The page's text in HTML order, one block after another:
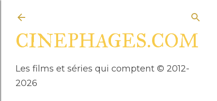
CINEPHAGES.COM
Les films et séries qui comptent © 2012-
2026